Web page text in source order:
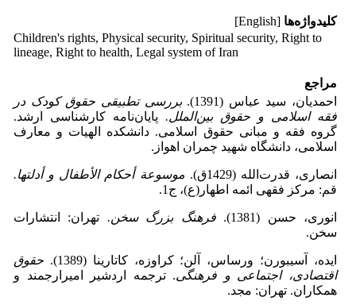
کلیدواژه‌ها [English]
Children's rights, Physical security, Spiritual security, Right to
lineage, Right to health, Legal system of Iran
مراجع
احمدیان، سید عباس (1391).
بررسی تطبیقی حقوق کودک در
فقه اسلامی و حقوق بین‌الملل. پایان‌نامه کارشناسی ارشد.
گروه فقه و مبانی حقوق اسلامی. دانشکده الهیات و معارف
اسلامی، دانشگاه شهید چمران اهواز.
انصاری، قدرت‌الله (1429ق). موسوعة أحکام الأطفال و أدلتها.
قم: مرکز فقهی ائمه اطهار(ع)، ج1.
انوری، حسن (1381). فرهنگ بزرگ سخن. تهران: انتشارات
سخن.
ایده، آسیبورن؛ ورساس، آلن؛ کراوزه، کاتارینا (1389).
حقوق
اقتصادی، اجتماعی و فرهنگی. ترجمه اردشیر امیرارجمند و
همکاران. تهران: مجد.